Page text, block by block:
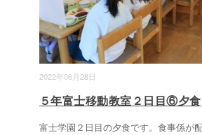
2022年06月28日
５年富士移動教室２日目⑥夕食
富士学園２日目の夕食です。食事係が